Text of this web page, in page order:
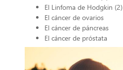
El Linfoma de Hodgkin (2)
El cáncer de ovarios
El cáncer de páncreas
El cáncer de próstata